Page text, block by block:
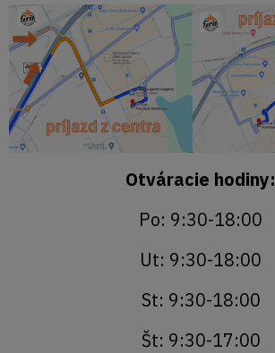
Otváracie hodiny:
Po: 9:30-18:00
Ut: 9:30-18:00
St: 9:30-18:00
Št: 9:30-17:00